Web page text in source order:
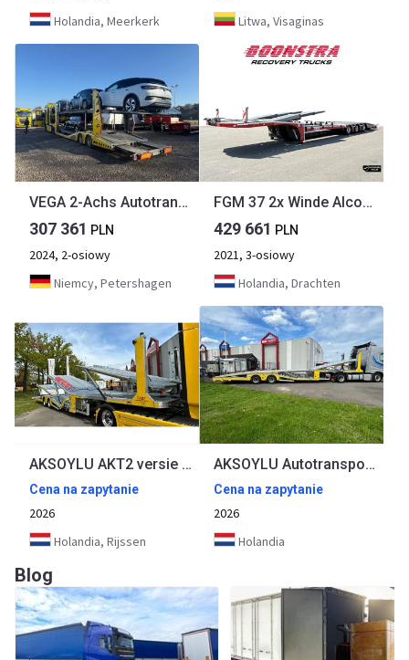
Holandia, Meerkerk
Litwa, Visaginas
VEGA 2-Achs Autotransporter Neuwertig
307 361 PLN
2024, 2-osiowy
Niemcy, Petershagen
FGM 37 2x Winde Alcoa Extendable Truck & Machine transporter Trailer
429 661 PLN
2021, 3-osiowy
Holandia, Drachten
AKSOYLU AKT2 versie II special met extra Functie's 6 car-loader Autotransporter VDI 2700 TuV certificate
Cena na zapytanie
2026
Holandia, Rijssen
AKSOYLU Autotransporter trailer 6 car 2 winch The Dealer of West Europe TuV VDI 2700
Cena na zapytanie
2026
Holandia
Blog